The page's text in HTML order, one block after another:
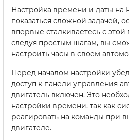
Настройка времени и даты на
показаться сложной задачей,
впервые сталкиваетесь с
следуя простым шагам, вы
настроить часы в своем
Перед началом настройки
доступ к панели управления
двигатель включен. Это
настройки времени, так как
реагировать на команды при
двигателе.